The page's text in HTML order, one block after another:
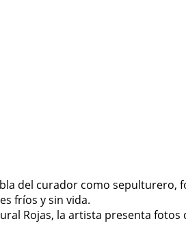
del curador como sepulturero,
fríos y sin vida.
Rojas, la artista presenta fotos